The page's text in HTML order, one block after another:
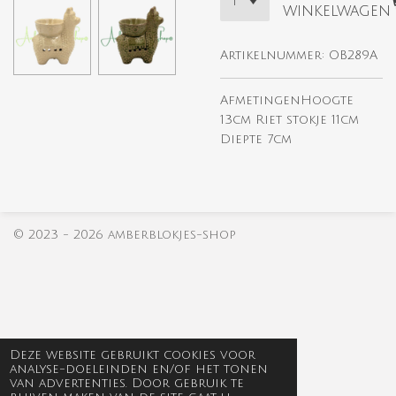
Deze website gebruikt cookies voor
analyse-doeleinden en/of het tonen
van advertenties. Door gebruik te
winkelwagen
Artikelnummer: OB289A
AfmetingenHoogte
13cm Riet stokje 11cm
Diepte 7cm
© 2023 - 2026 amberblokjes-shop